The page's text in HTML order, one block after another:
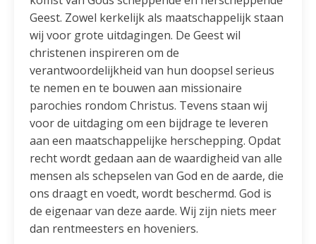
Geest. Zowel kerkelijk als maatschappelijk staan
wij voor grote uitdagingen. De Geest wil
christenen inspireren om de
verantwoordelijkheid van hun doopsel serieus
te nemen en te bouwen aan missionaire
parochies rondom Christus. Tevens staan wij
voor de uitdaging om een bijdrage te leveren
aan een maatschappelijke herschepping. Opdat
recht wordt gedaan aan de waardigheid van alle
mensen als schepselen van God en de aarde, die
ons draagt en voedt, wordt beschermd. God is
de eigenaar van deze aarde. Wij zijn niets meer
dan rentmeesters en hoveniers.